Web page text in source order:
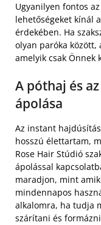
Ugyanilyen fontos
lehetőségeket kínál
érdekében. Ha
olyan paróka között,
amelyik csak Önnek
A póthaj és
ápolása
Az instant
hosszú élettartam,
Rose Hair Stúdió
ápolással
maradjon, mint
mindennapos
alkalomra, ha tudja
szárítani és